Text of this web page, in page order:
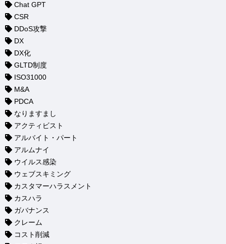
Chat GPT
CSR
DDoS攻撃
DX
DX化
GLTD制度
ISO31000
M&A
PDCA
なりますまし
アクティビスト
アルバイト・パート
アルムナイ
ウイルス感染
ウェブスキミング
カスタマーハラスメント
カスハラ
ガバナンス
クレーム
コスト削減